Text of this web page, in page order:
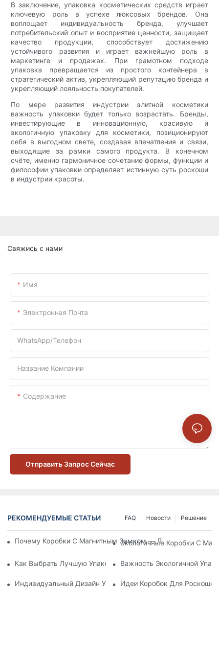
В заключение, упаковка косметических средств играет
ключевую роль в успехе люксовых брендов. Она
воплощает индивидуальность бренда, улучшает
потребительский опыт и восприятие ценности, защищает
качество продукции, способствует достижению
устойчивого развития и играет важнейшую роль в
маркетинге и продажах. При грамотном подходе
упаковка превращается из простого контейнера в
стратегический актив, укрепляющий репутацию бренда и
укрепляющий лояльность покупателей.
По мере развития индустрии элитной косметики
важность упаковки будет только возрастать. Бренды,
инвестирующие в инновационную, красивую и
экологичную упаковку для косметики, позиционируют
себя в выгодном свете, создавая впечатления и связи,
выходящие за рамки самого продукта. В конечном
счёте, именно гармоничное сочетание формы, функции и
философии упаковки определяет истинную суть роскоши
в индустрии красоты.
Свяжись с нами
Имя
Электронная Почта
WhatsApp/телефон
Название Компании
Содержание
Отправить Запрос Сейчас
РЕКОМЕНДУЕМЫЕ СТАТЬИ Решение
Новости
FAQ
Почему Коробки С Магнитным Замком — Лучший Выбор
Экологичные Коробки С
Как Выбрать Лучшую Упаковку Для Средств По Уходу За
Важность Экологичной
Индивидуальный Дизайн Упаковки Для Средств По
Идеи Коробок Для